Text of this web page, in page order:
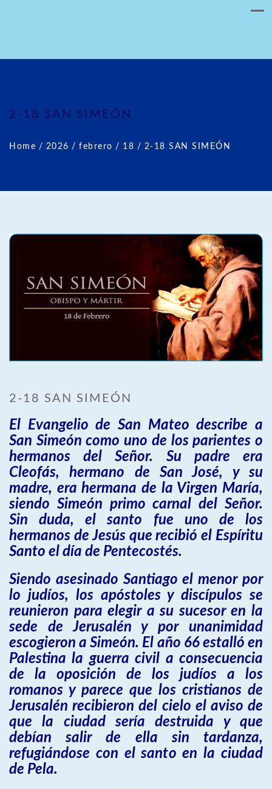
2-18 SAN SIMEÓN
Home / 2026 / febrero / 18 / 2-18 SAN SIMEÓN
2-18 SAN SIMEÓN
El Evangelio de San Mateo describe a
San Simeón como uno de los parientes o
hermanos del Señor. Su padre era
Cleofás, hermano de San José, y su
madre, era hermana de la Virgen María,
siendo Simeón primo carnal del Señor.
Sin duda, el santo fue uno de los
hermanos de Jesús que recibió el Espíritu
Santo el día de Pentecostés.
Siendo asesinado Santiago el menor por
lo judíos, los apóstoles y discípulos se
reunieron para elegir a su sucesor en la
sede de Jerusalén y por unanimidad
escogieron a Simeón. El año 66 estalló en
Palestina la guerra civil a consecuencia
de la oposición de los judíos a los
romanos y parece que los cristianos de
Jerusalén recibieron del cielo el aviso de
que la ciudad sería destruida y que
debían salir de ella sin tardanza,
refugiándose con el santo en la ciudad
de Pela.